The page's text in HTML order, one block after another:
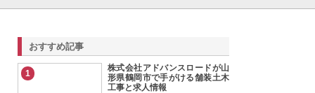
おすすめ記事
1
株式会社アドバンスロードが山
形県鶴岡市で手がける舗装土木
工事と求人情報